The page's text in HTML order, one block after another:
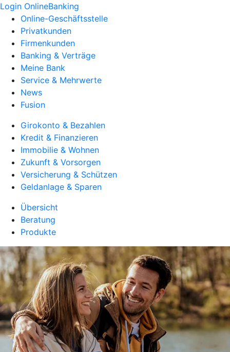
Login OnlineBanking
Online-Geschäftsstelle
Privatkunden
Firmenkunden
Banking & Verträge
Meine Bank
Service & Mehrwerte
News
Fusion
Girokonto & Bezahlen
Kredit & Finanzieren
Immobilie & Wohnen
Zukunft & Vorsorgen
Versicherung & Schützen
Geldanlage & Sparen
Übersicht
Beratung
Produkte